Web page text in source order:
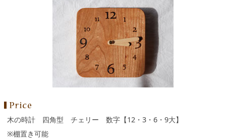
木の時計 四角型 チェリー 数字【12・3・6・9大】
※棚置き可能